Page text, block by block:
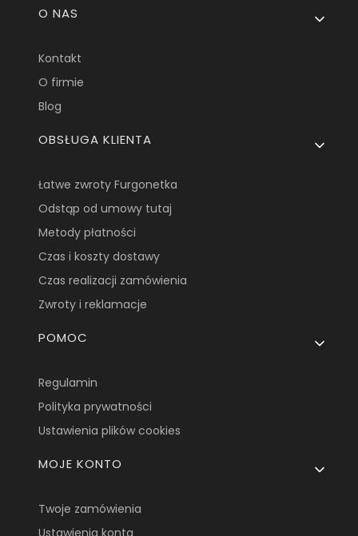
Linki w stopce
O NAS
Kontakt
O firmie
Blog
OBSŁUGA KLIENTA
Łatwe zwroty Furgonetka
Odstąp od umowy tutaj
Metody płatności
Czas i koszty dostawy
Czas realizacji zamówienia
Zwroty i reklamacje
POMOC
Regulamin
Polityka prywatności
Ustawienia plików cookies
MOJE KONTO
Twoje zamówienia
Ustawienia konta